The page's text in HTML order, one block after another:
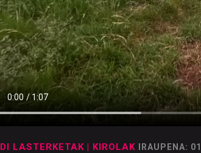
LASTERKETAK | KIROLAK IRAUPENA: